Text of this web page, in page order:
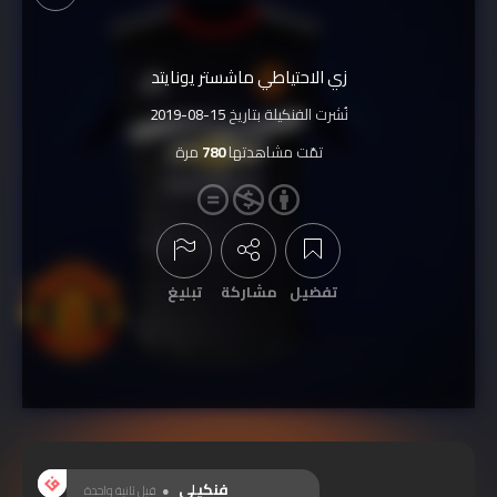
زي الاحتياطي ماشستر يونايتد
نُشرت الفنكيلة بتاريخ2019-08-15
تمّت مشاهدتها780 مرة
تفضيل مشاركة تبليغ
فنكيلي قبل ثانية واحدة